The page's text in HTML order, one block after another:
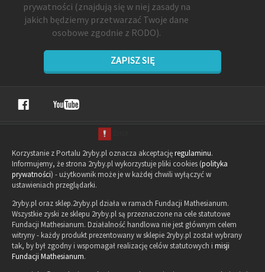
prywatności (znajdują się w niej zasady na
jakich będziemy przetwarzać Twoje dane
osobowe zgodnie z RODO).
ZAPISZ SIĘ
Korzystanie z Portalu 2ryby.pl oznacza akceptacjęregulaminu.
Informujemy, że strona 2ryby.pl wykorzystuje pliki cookies (polityka
prywatności) - użytkownik może je w każdej chwili wyłączyć w
ustawieniach przeglądarki.
2ryby.pl oraz sklep.2ryby.pl działa w ramach Fundacji Mathesianum.
Wszystkie zyski ze sklepu 2ryby.pl są przeznaczone na cele statutowe
Fundacji Mathesianum. Działalność handlowa nie jest głównym celem
witryny - każdy produkt prezentowany w sklepie 2ryby.pl został wybrany
tak, by był zgodny i wspomagał realizację celów statutowych i misji
Fundacji Mathesianum.